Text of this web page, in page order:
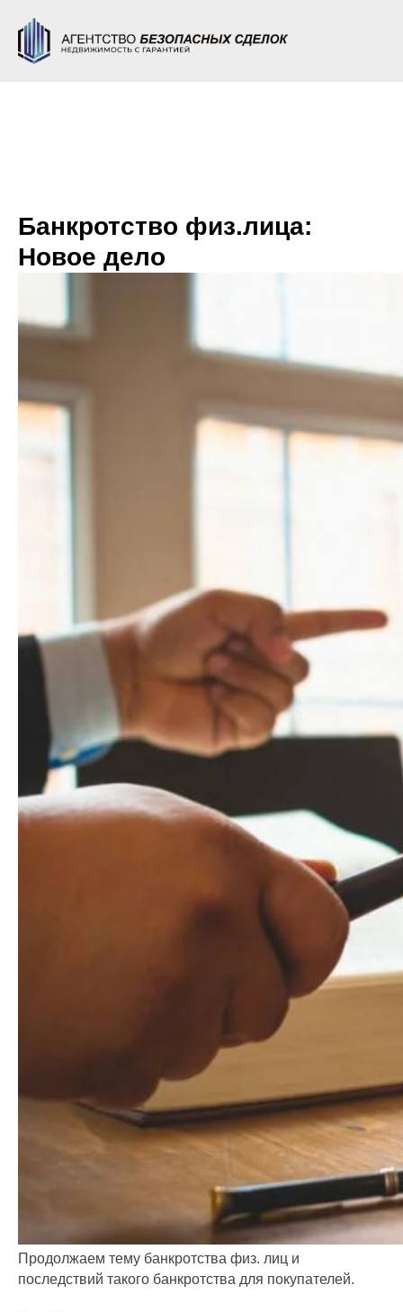
Банкротство физ.лица:
Новое дело
Продолжаем тему банкротства физ. лиц и
последствий такого банкротства для покупателей.